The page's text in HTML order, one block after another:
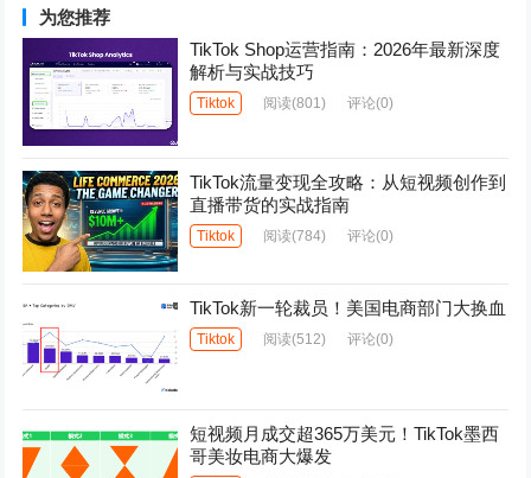
为您推荐
TikTok Shop运营指南：2026年最新深度
解析与实战技巧
Tiktok 阅读(801) 评论(0)
TikTok流量变现全攻略：从短视频创作到
直播带货的实战指南
Tiktok 阅读(784) 评论(0)
TikTok新一轮裁员！美国电商部门大换血
Tiktok 阅读(512) 评论(0)
短视频月成交超365万美元！TikTok墨西
哥美妆电商大爆发